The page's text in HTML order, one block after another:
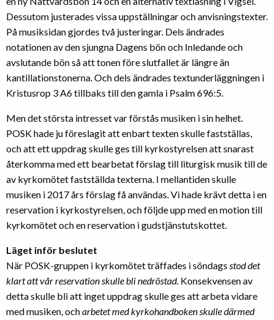
Dessutom justerades vissa uppställningar och anvisningstexter.
På musiksidan gjordes två justeringar. Dels ändrades
notationen av den sjungna Dagens bön och Inledande och
avslutande bön så att tonen före slutfallet är längre än
kantillationstonerna. Och dels ändrades textunderläggningen i
Kristusrop 3 A6 tillbaks till den gamla i Psalm 696:5.
Men det största intresset var förstås musiken i sin helhet.
POSK hade ju föreslagit att enbart texten skulle fastställas,
och att ett uppdrag skulle ges till kyrkostyrelsen att snarast
återkomma med ett bearbetat förslag till liturgisk musik till de
av kyrkomötet fastställda texterna. I mellantiden skulle
musiken i 2017 års förslag få användas. Vi hade krävt detta i en
reservation i kyrkostyrelsen, och följde upp med en motion till
kyrkomötet och en reservation i gudstjänstutskottet.
Läget inför beslutet
När POSK-gruppen i kyrkomötet träffades i söndags stod det
klart att vår reservation skulle bli nedröstad. Konsekvensen av
detta skulle bli att inget uppdrag skulle ges att arbeta vidare
med musiken, ocharbetet med kyrkohandboken skulle därmed